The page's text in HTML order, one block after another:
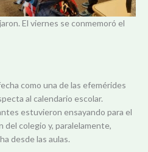
El viernes se conmemoró el
como una de las efemérides
al calendario escolar.
estuvieron ensayando para el
del colegio y, paralelamente,
desde las aulas.